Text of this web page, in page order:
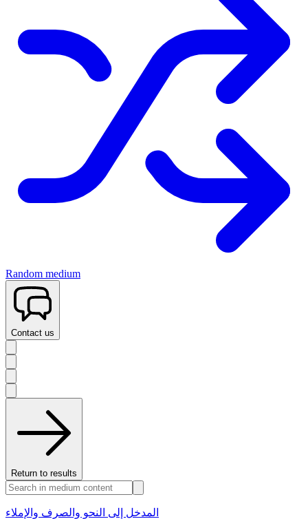
Random medium
Contact us
Return to results
المدخل إلى النحو والصرف والإملاء